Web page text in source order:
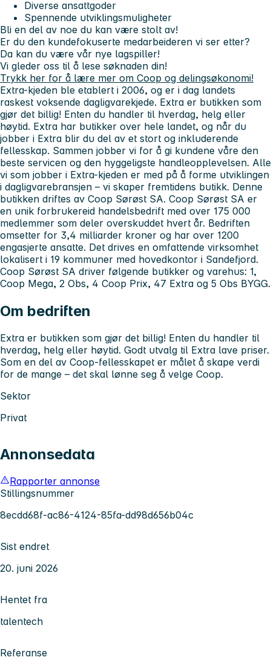
Diverse ansattgoder
Spennende utviklingsmuligheter
Bli en del av noe du kan være stolt av!
Er du den kundefokuserte medarbeideren vi ser etter?
Da kan du være vår nye lagspiller!
Vi gleder oss til å lese søknaden din!
Trykk her for å lære mer om Coop og delingsøkonomi!
Extra-kjeden ble etablert i 2006, og er i dag landets
raskest voksende dagligvarekjede. Extra er butikken som
gjør det billig! Enten du handler til hverdag, helg eller
høytid. Extra har butikker over hele landet, og når du
jobber i Extra blir du del av et stort og inkluderende
fellesskap. Sammen jobber vi for å gi kundene våre den
beste servicen og den hyggeligste handleopplevelsen. Alle
vi som jobber i Extra-kjeden er med på å forme utviklingen
i dagligvarebransjen – vi skaper fremtidens butikk. Denne
butikken driftes av Coop Sørøst SA. Coop Sørøst SA er
en unik forbrukereid handelsbedrift med over 175 000
medlemmer som deler overskuddet hvert år. Bedriften
omsetter for 3,4 milliarder kroner og har over 1200
engasjerte ansatte. Det drives en omfattende virksomhet
lokalisert i 19 kommuner med hovedkontor i Sandefjord.
Coop Sørøst SA driver følgende butikker og varehus: 1,
Coop Mega, 2 Obs, 4 Coop Prix, 47 Extra og 5 Obs BYGG.
Om bedriften
Extra er butikken som gjør det billig! Enten du handler til
hverdag, helg eller høytid. Godt utvalg til Extra lave priser.
Som en del av Coop-fellesskapet er målet å skape verdi
for de mange – det skal lønne seg å velge Coop.
Sektor
Privat
Annonsedata
Rapporter annonse
Stillingsnummer
8ecdd68f-ac86-4124-85fa-dd98d656b04c
Sist endret
20. juni 2026
Hentet fra
talentech
Referanse